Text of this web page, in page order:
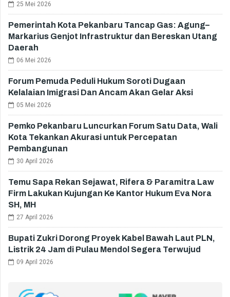
25 Mei 2026
Pemerintah Kota Pekanbaru Tancap Gas: Agung–
Markarius Genjot Infrastruktur dan Bereskan Utang
Daerah
06 Mei 2026
Forum Pemuda Peduli Hukum Soroti Dugaan
Kelalaian Imigrasi Dan Ancam Akan Gelar Aksi
05 Mei 2026
Pemko Pekanbaru Luncurkan Forum Satu Data, Wali
Kota Tekankan Akurasi untuk Percepatan
Pembangunan
30 April 2026
Temu Sapa Rekan Sejawat, Rifera & Paramitra Law
Firm Lakukan Kujungan Ke Kantor Hukum Eva Nora
SH, MH
27 April 2026
Bupati Zukri Dorong Proyek Kabel Bawah Laut PLN,
Listrik 24 Jam di Pulau Mendol Segera Terwujud
09 April 2026